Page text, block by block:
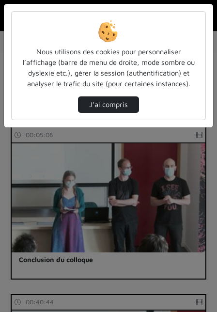
Listes de lecture
Colloque Temporalités et imaginaires du jeu
Liste de lecture : Colloque
Temporalités et imaginaires du jeu
22 vidéos trouvées
00:05:06
Conclusion du colloque
00:40:44
Nous utilisons des cookies pour personnaliser
l’affichage (barre de menu de droite, mode sombre ou
dyslexie etc.), gérer la session (authentification) et
analyser le trafic du site (pour certaines instances).
J’ai compris